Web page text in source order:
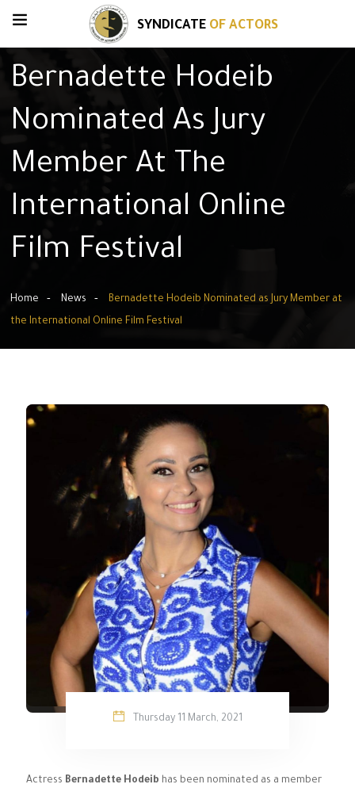
SYNDICATE OF ACTORS
Bernadette Hodeib
Nominated As Jury
Member At The
International Online
Film Festival
Home News
Bernadette Hodeib Nominated as Jury Member at
the International Online Film Festival
Thursday 11 March, 2021
Actress Bernadette Hodeib has been nominated as a member